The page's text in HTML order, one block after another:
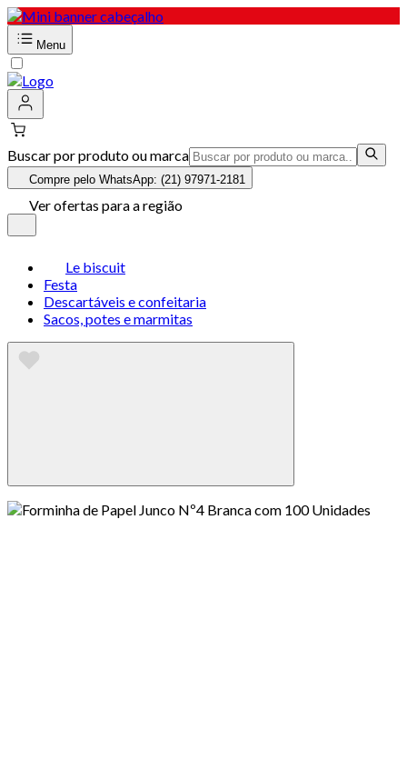
Menu
Buscar por produto ou marca
Compre pelo WhatsApp: (21) 97971-2181
Ver ofertas para a região
Le biscuit
Festa
Descartáveis e confeitaria
Sacos, potes e marmitas